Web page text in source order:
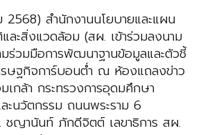
สำนักงานนโยบายและแผน
ละสิ่งแวดล้อม (สผ. เข้าร่วมลงนาม
ร่วมมือการพัฒนาฐานข้อมูลและตัวชี้
ษฐกิจการ์บอนต่ำ ณ ห้องแถลงข่าว
เกล้า กระทรวงการอุดมศึกษา
ะนวัตกรรม ถนนพระราม 6
ชญานันท์ ภักดีจิตต์ เลขาธิการ สผ.